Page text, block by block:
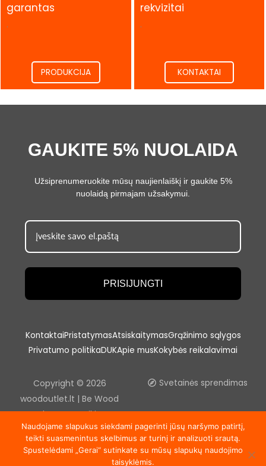
garantas
.
PRODUKCIJA
rekvizitai
.
KONTAKTAI
GAUKITE 5% NUOLAIDA
Užsiprenumeruokite mūsų naujienlaiškį ir gaukite 5%
nuolaidą pirmajam užsakymui.
PRISIJUNGTI
KontaktaiPristatymasAtsiskaitymasGrąžinimo sąlygos
Privatumo politikaDUKApie musKokybės reikalavimai
Copyright © 2026
woodoutlet.lt | Be Wood
outlet, UAB sutikimo
draudžiama kopijuoti ir platinti
svetainėje esančią
Svetainės sprendimas
Naudojame slapukus siekdami pagerinti jūsų naršymo patirtį,
teikti suasmenintus skelbimus ar turinį ir analizuoti srautą.
Spustelėdami „Gerai“ sutinkate su mūsų slapukų naudojimo
taisyklėmis.